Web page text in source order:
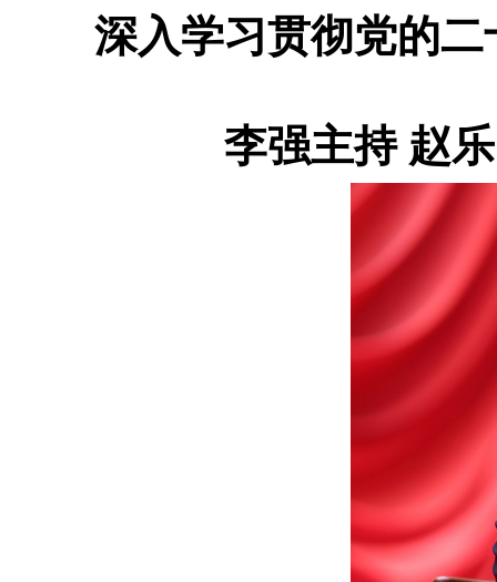
深入学习贯彻党的
李强主持 赵